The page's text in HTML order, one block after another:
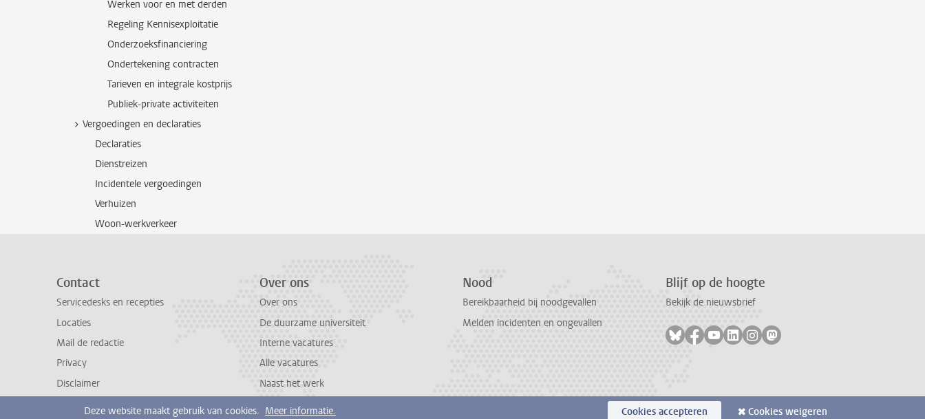
Werken voor en met derden
Regeling Kennisexploitatie
Onderzoeksfinanciering
Ondertekening contracten
Tarieven en integrale kostprijs
Publiek-private activiteiten
Vergoedingen en declaraties
Declaraties
Dienstreizen
Incidentele vergoedingen
Verhuizen
Woon-werkverkeer
Contact
Servicedesks en recepties
Locaties
Mail de redactie
Privacy
Disclaimer
Over ons
Over ons
De duurzame universiteit
Interne vacatures
Alle vacatures
Naast het werk
Nood
Bereikbaarheid bij noodgevallen
Melden incidenten en ongevallen
Blijf op de hoogte
Bekijk de nieuwsbrief
Volg ons op bluesky
Volg ons op facebook
Volg ons op youtube
Volg ons op linkedin
Volg ons op instagram
Volg ons op mastodon
Deze website maakt gebruik van cookies. Meer informatie. Cookies accepteren Cookies weigeren